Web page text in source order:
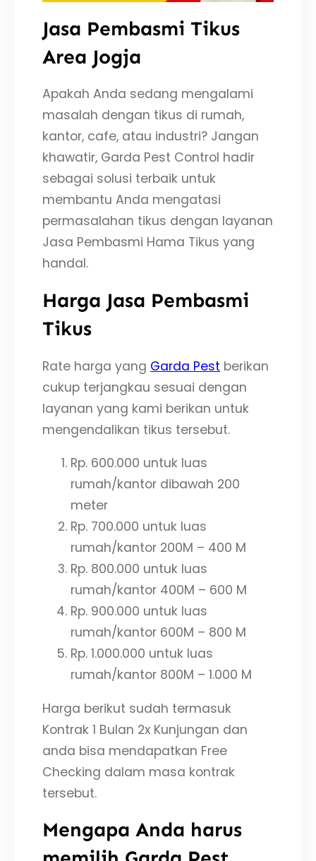
Jasa Pembasmi Tikus
Area Jogja
Apakah Anda sedang mengalami
masalah dengan tikus di rumah,
kantor, cafe, atau industri? Jangan
khawatir, Garda Pest Control hadir
sebagai solusi terbaik untuk
membantu Anda mengatasi
permasalahan tikus dengan layanan
Jasa Pembasmi Hama Tikus yang
handal.
Harga Jasa Pembasmi
Tikus
Rate harga yang Garda Pest berikan
cukup terjangkau sesuai dengan
layanan yang kami berikan untuk
mengendalikan tikus tersebut.
Rp. 600.000 untuk luas
rumah/kantor dibawah 200
meter
Rp. 700.000 untuk luas
rumah/kantor 200M – 400 M
Rp. 800.000 untuk luas
rumah/kantor 400M – 600 M
Rp. 900.000 untuk luas
rumah/kantor 600M – 800 M
Rp. 1.000.000 untuk luas
rumah/kantor 800M – 1.000 M
Harga berikut sudah termasuk
Kontrak 1 Bulan 2x Kunjungan dan
anda bisa mendapatkan Free
Checking dalam masa kontrak
tersebut.
Mengapa Anda harus